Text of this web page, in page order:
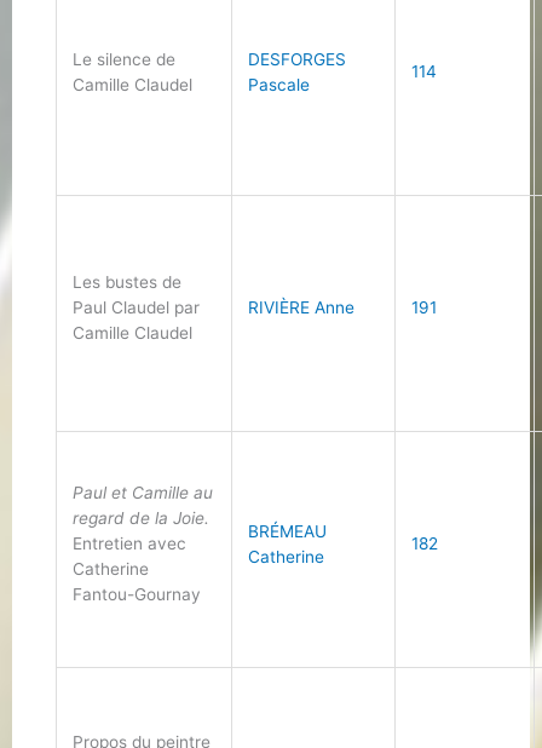
Le silence de
Camille Claudel
DESFORGES
Pascale
114
Les bustes de
Paul Claudel par
Camille Claudel
RIVIÈRE Anne 191
Paul et Camille au
regard de la Joie.
Entretien avec
Catherine
Fantou-Gournay
BRÉMEAU
Catherine
182
Propos du peintre